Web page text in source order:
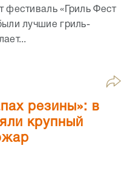
фестиваль «Гриль Фест
лучшие гриль-
резины»: в
крупный